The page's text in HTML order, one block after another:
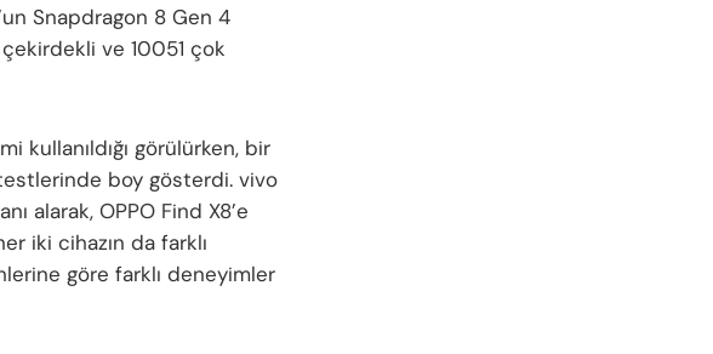
Snapdragon 8 Gen 4
ve 10051 çok
kullanıldığı görülürken, bir
boy gösterdi. vivo
alarak, OPPO Find X8’e
iki cihazın da farklı
göre farklı deneyimler